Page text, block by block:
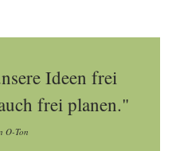
Ideen frei
frei planen."
O-Ton